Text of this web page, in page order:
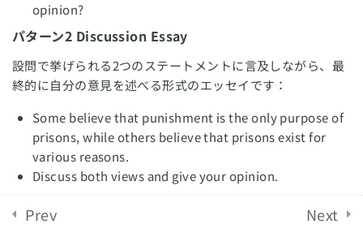
【タスク2】役立つ語彙・表現
10 Minutes
【タスク2】バンドスコアごとの
回答例
【タスク2】練習問題
40 Minutes
opinion?
パターン2 Discussion Essay
設問で挙げられる2つのステートメントに言及しながら、最
終的に自分の意見を述べる形式のエッセイです：
Some believe that punishment is the only purpose of
prisons, while others believe that prisons exist for
various reasons.
Discuss both views and give your opinion.
Prev Next